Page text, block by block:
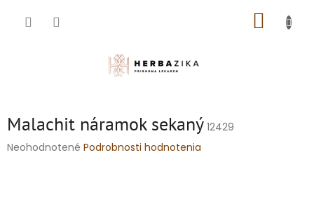
Malachit náramok sekaný 12429
Priemerné
Neohodnotené Podrobnosti hodnotenia